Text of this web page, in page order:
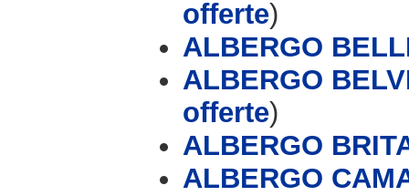
offerte)
ALBERGO
ALBERGO
offerte)
ALBERGO
ALBERGO